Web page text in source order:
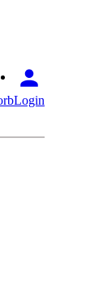
Login